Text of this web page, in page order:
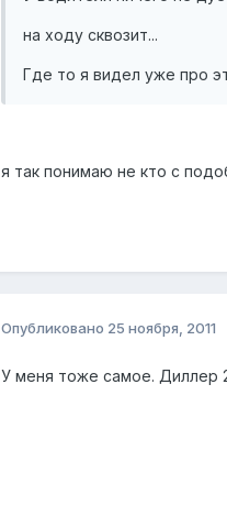
на ходу сквозит...
Где то я видел уже про
я так понимаю не кто с
Опубликовано 25 ноября, 2011
У меня тоже самое. Диллер